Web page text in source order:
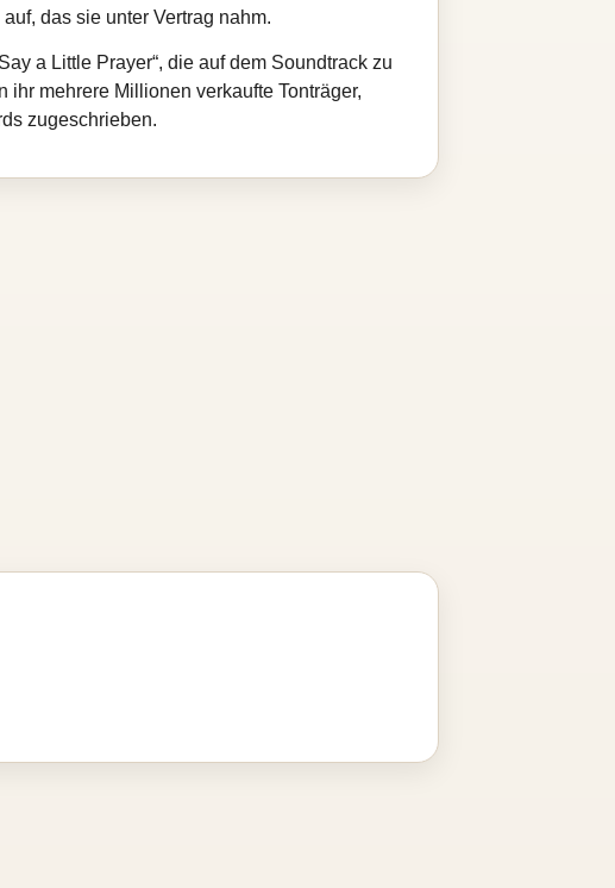
das sie unter Vertrag nahm.
a Little Prayer“, die auf dem Soundtrack zu
ihr mehrere Millionen verkaufte Tonträger,
zugeschrieben.